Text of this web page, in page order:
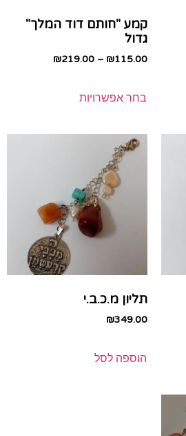
קמע "חותם דוד המלך"
גדול
₪115.00
–
₪219.00
בחר אפשרויות
תליון מ.כ.ב.י
₪349.00
הוספה לסל